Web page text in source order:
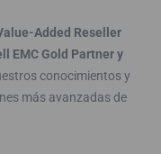
Added Reseller
EMC Gold Partner y
conocimientos y
más avanzadas de